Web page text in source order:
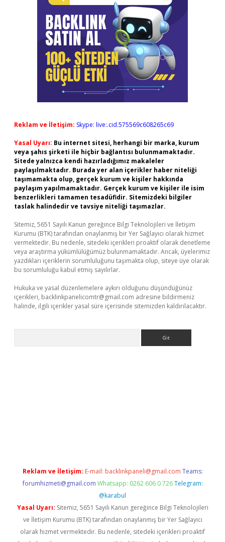
Reklam ve İletişim: Skype: live:.cid.575569c608265c69
Yasal Uyarı: Bu internet sitesi, herhangi bir marka, kurum
veya şahıs şirketi ile hiçbir bağlantısı bulunmamaktadır.
Sitede yalnızca kendi hazırladığımız makaleler
paylaşılmaktadır. Burada yer alan içerikler haber niteliği
taşımamakta olup, gerçek kurum ve kişiler hakkında
paylaşım yapılmamaktadır. Gerçek kurum ve kişiler ile isim
benzerlikleri tamamen tesadüfidir. Sitemizdeki bilgiler
taslak halindedir ve tavsiye niteliği taşımazlar.
Sitemiz, 5651 Sayılı Kanun gereğince Bilgi Teknolojileri ve İletişim
Kurumu (BTK) tarafından onaylanmış bir Yer Sağlayıcı olarak hizmet
vermektedir. Bu nedenle, sitedeki içerikleri proaktif olarak denetleme
veya araştırma yükümlülüğümüz bulunmamaktadır. Ancak, üyelerimiz
yazdıkları içeriklerin sorumluluğunu taşımakta olup, siteye üye olarak
bu sorumluluğu kabul etmiş sayılırlar.
Hukuka ve yasal düzenlemelere aykırı olduğunu düşündüğünüz
içerikleri, backlinkpanelicomtr@gmail.com adresine bildirmeniz
halinde, ilgili içerikler yasal süre içerisinde sitemizden kaldırılacaktır.
Reklam ve İletişim: E-mail: backlinkpaneli@gmail.com Teams:
forumhizmeti@gmail.com Whatsapp: 0262 606 0 726 Telegram:
@karabul
Yasal Uyarı: Sitemiz, 5651 Sayılı Kanun gereğince Bilgi Teknolojileri
ve İletişim Kurumu (BTK) tarafından onaylanmış bir Yer Sağlayıcı
olarak hizmet vermektedir. Bu nedenle, sitedeki içerikleri proaktif